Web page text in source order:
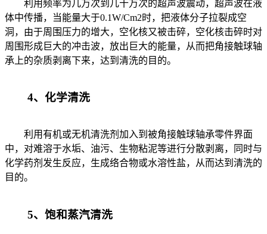
利用频率为几万次到几十万次的超声波震动，超声波在液
体中传播，当能量大于0.1W/Cm2时，把液体分子拉裂成空
洞，由于周围压力的增大，空化核又被击碎，空化核击碎时对
周围形成巨大的冲击波，放出巨大的能量，从而把角接触球轴
承上的杂质剥离下来，达到清洗的目的。
4、化学清洗
利用有机或无机清洗剂加入到被角接触球轴承零件界面
中，对难溶于水垢、油污、生物粘泥等进行分散剥离，同时与
化学药剂发生反应，生成络合物或水溶性盐，从而达到清洗的
目的。
5、饱和蒸汽清洗